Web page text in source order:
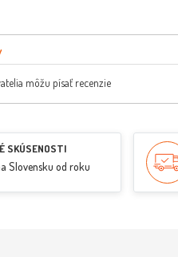
môžu písať recenzie
SKÚSENOSTI
Slovensku od roku